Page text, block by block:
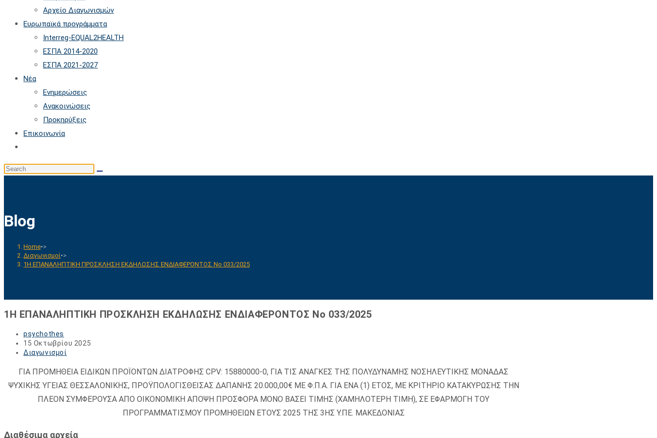
Αρχείο Διαγωνισμών
Ευρωπαϊκά προγράμματα
Interreg-EQUAL2HEALTH
ΕΣΠΑ 2014-2020
ΕΣΠΑ 2021-2027
Νέα
Ενημερώσεις
Ανακοινώσεις
Προκηρύξεις
Επικοινωνία
search
Search
Blog
Home•>
Διαγωνισμοί•>
1Η ΕΠΑΝΑΛΗΠΤΙΚΗ ΠΡΟΣΚΛΗΣΗ ΕΚΔΗΛΩΣΗΣ ΕΝΔΙΑΦΕΡΟΝΤΟΣ Νο 033/2025
1Η ΕΠΑΝΑΛΗΠΤΙΚΗ ΠΡΟΣΚΛΗΣΗ ΕΚΔΗΛΩΣΗΣ ΕΝΔΙΑΦΕΡΟΝΤΟΣ Νο 033/2025
Post
author:
psychothes
Post
published:
15 Οκτωβρίου 2025
Post
Διαγωνισμοί
ΓΙΑ ΠΡΟΜΗΘΕΙΑ ΕΙΔΙΚΩΝ ΠΡΟΪΟΝΤΩΝ ΔΙΑΤΡΟΦΗΣ CPV: 15880000-0, ΓΙΑ ΤΙΣ ΑΝΑΓΚΕΣ ΤΗΣ ΠΟΛΥΔΥΝΑΜΗΣ ΝΟΣΗΛΕΥΤΙΚΗΣ ΜΟΝΑΔΑΣ
ΨΥΧΙΚΗΣ ΥΓΕΙΑΣ ΘΕΣΣΑΛΟΝΙΚΗΣ, ΠΡΟΫΠΟΛΟΓΙΣΘΕΙΣΑΣ ΔΑΠΑΝΗΣ 20.000,00€ ΜΕ Φ.Π.Α. ΓΙΑ ΕΝΑ (1) ΕΤΟΣ, ΜΕ ΚΡΙΤΗΡΙΟ ΚΑΤΑΚΥΡΩΣΗΣ ΤΗΝ
ΠΛΕΟΝ ΣΥΜΦΕΡΟΥΣΑ ΑΠΟ ΟΙΚΟΝΟΜΙΚΗ ΑΠΟΨΗ ΠΡΟΣΦΟΡΑ ΜΟΝΟ ΒΑΣΕΙ ΤΙΜΗΣ (ΧΑΜΗΛΟΤΕΡΗ ΤΙΜΗ), ΣΕ ΕΦΑΡΜΟΓΗ ΤΟΥ
ΠΡΟΓΡΑΜΜΑΤΙΣΜΟΥ ΠΡΟΜΗΘΕΙΩΝ ΕΤΟΥΣ 2025 ΤΗΣ 3ΗΣ Υ.ΠΕ. ΜΑΚΕΔΟΝΙΑΣ
Διαθέσιμα αρχεία